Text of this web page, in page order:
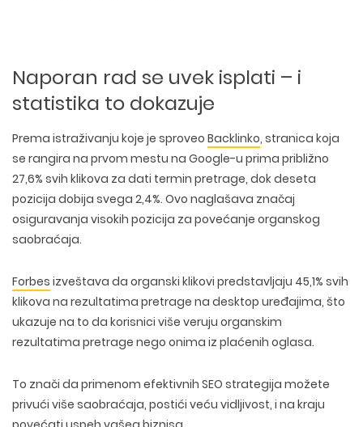
Naporan rad se uvek isplati – i
statistika to dokazuje
Prema istraživanju koje je sproveo Backlinko, stranica koja
se rangira na prvom mestu na Google-u prima približno
27,6% svih klikova za dati termin pretrage, dok deseta
pozicija dobija svega 2,4%. Ovo naglašava značaj
osiguravanja visokih pozicija za povećanje organskog
saobraćaja.
Forbes izveštava da organski klikovi predstavljaju 45,1% svih
klikova na rezultatima pretrage na desktop uređajima, što
ukazuje na to da korisnici više veruju organskim
rezultatima pretrage nego onima iz plaćenih oglasa.
To znači da primenom efektivnih SEO strategija možete
privući više saobraćaja, postići veću vidljivost, i na kraju